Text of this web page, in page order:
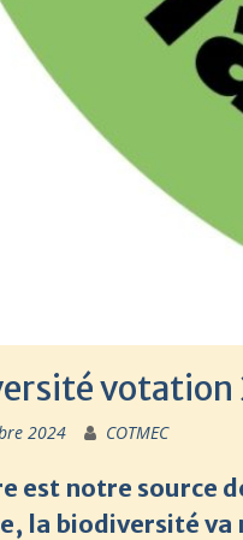
votation
2024 COTMEC
est notre source
la biodiversité va